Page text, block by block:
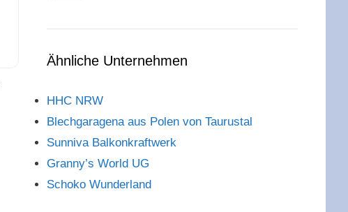
Ähnliche Unternehmen
HHC NRW
Blechgaragena aus Polen von Taurustal
Sunniva Balkonkraftwerk
Granny’s World UG
Schoko Wunderland